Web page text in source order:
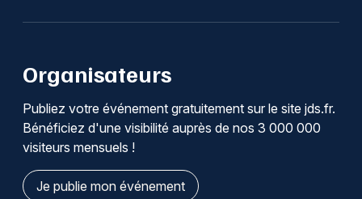
Organisateurs
Publiez votre événement gratuitement sur le site jds.fr.
Bénéficiez d'une visibilité auprès de nos 3 000 000
visiteurs mensuels !
Je publie mon événement